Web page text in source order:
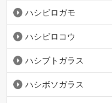
ハシビロガモ
ハシビロコウ
ハシブトガラス
ハシボソガラス